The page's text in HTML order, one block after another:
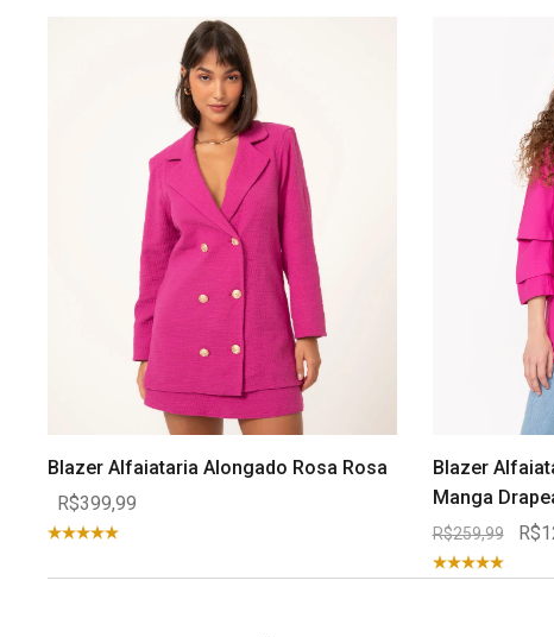
Blazer Alfaiataria Alongado Rosa Rosa
R$399,99
Blazer
Manga
R$259,99